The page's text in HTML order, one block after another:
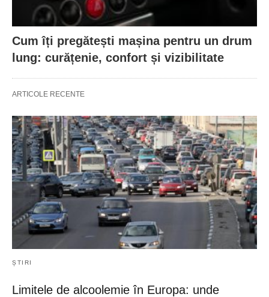
Cum îți pregătești mașina pentru un drum
lung: curățenie, confort și vizibilitate
ARTICOLE RECENTE
ȘTIRI
Limitele de alcoolemie în Europa: unde